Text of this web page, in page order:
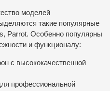
моделей
такие популярные
Parrot. Особенно популярны
и функционалу:
с высококачественной
профессиональной